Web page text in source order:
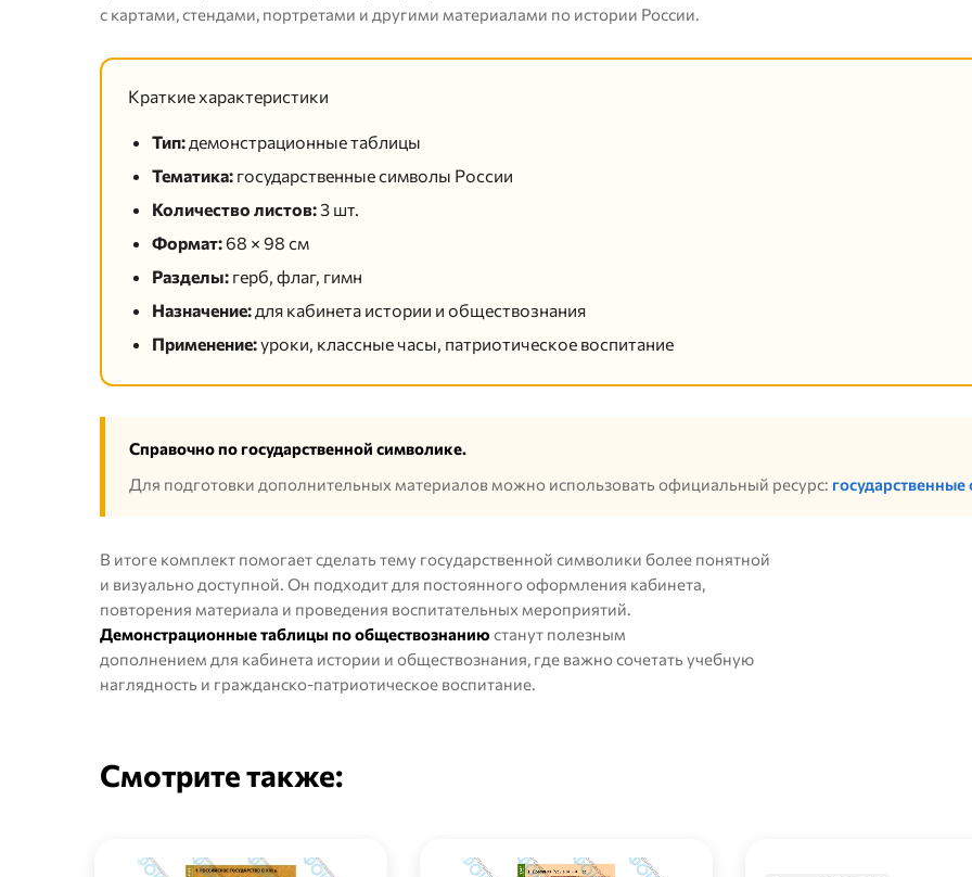
с картами, стендами, портретами и другими материалами по истории России.
Краткие характеристики
Тип: демонстрационные таблицы
Тематика: государственные символы России
Количество листов:3 шт.
Формат: 68 × 98 см
Разделы: герб, флаг, гимн
Назначение: для кабинета истории и обществознания
Применение:уроки, классные часы, патриотическое воспитание
Справочно по государственной символике.
Для подготовки дополнительных материалов можно использовать официальный ресурс:
В итоге комплект помогает сделать тему государственной символики более понятной
и визуально доступной. Он подходит для постоянного оформления кабинета,
повторения материала и проведения воспитательных мероприятий.
Демонстрационные таблицы по обществознанию станут полезным
дополнением для кабинета истории и обществознания, где важно сочетать учебную
наглядность и гражданско-патриотическое воспитание.
Смотрите также: